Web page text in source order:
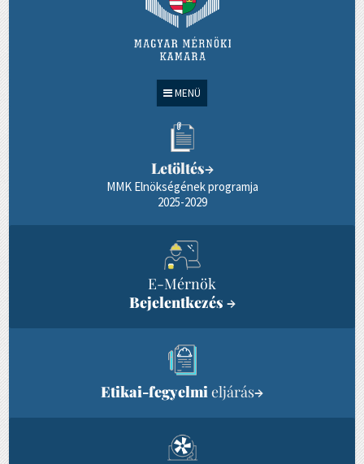
MENÜ
Letöltés→
MMK Elnökségének programja
2025-2029
E-Mérnök
Bejelentkezés →
Etikai-fegyelmi eljárás→